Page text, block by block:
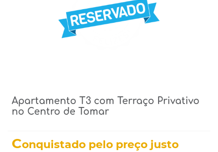
Apartamento T3 com Terraço Privativo
no Centro de Tomar
Conquistado pelo preço justo